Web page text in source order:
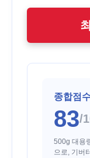
종합점
83/
500g 대용
으로, 기버